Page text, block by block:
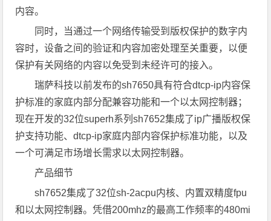
内容。
同时，当通过一个网络传输受到版权保护的数字内
容时，设备之间的验证和内容加密处理至关重要，以便
保护有关网络的内容以免受到未经许可的接入。
瑞萨科技以前发布的sh7650具有符合dtcp-ip内容保
护标准的家庭内部分配兼容功能和一个以太网控制器；
现在开发的32位superh系列sh7652集成了ip广播版权保
护支持功能、dtcp-ip家庭内部内容保护标准功能，以及
一个可满足市场增长需求以太网控制器。
产品细节
sh7652集成了32位sh-2acpu内核、内置双精度fpu
和以太网控制器。凭借200mhz的最高工作频率的480mi